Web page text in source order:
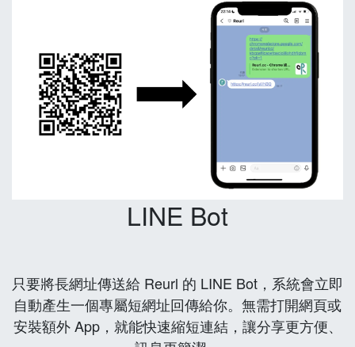
LINE Bot
只要將長網址傳送給 Reurl 的 LINE Bot，系統會立即
自動產生一個專屬短網址回傳給你。無需打開網頁或
安裝額外 App，就能快速縮短連結，讓分享更方便、